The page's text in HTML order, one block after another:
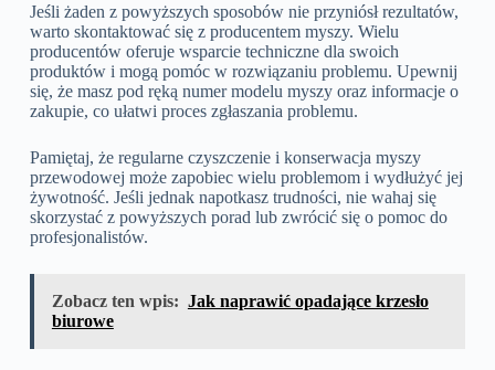
Jeśli żaden z powyższych sposobów nie przyniósł rezultatów,
warto skontaktować się z producentem myszy. Wielu
producentów oferuje wsparcie techniczne dla swoich
produktów i mogą pomóc w rozwiązaniu problemu. Upewnij
się, że masz pod ręką numer modelu myszy oraz informacje o
zakupie, co ułatwi proces zgłaszania problemu.
Pamiętaj, że regularne czyszczenie i konserwacja myszy
przewodowej może zapobiec wielu problemom i wydłużyć jej
żywotność. Jeśli jednak napotkasz trudności, nie wahaj się
skorzystać z powyższych porad lub zwrócić się o pomoc do
profesjonalistów.
Zobacz ten wpis: Jak naprawić opadające krzesło
biurowe